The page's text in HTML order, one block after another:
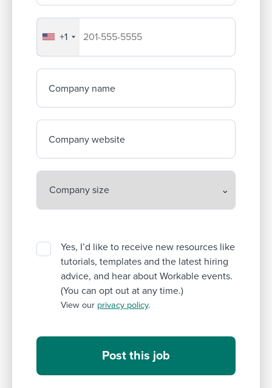
Your company's phone number
+1
Company name
Company website
Yes, I’d like to receive new resources like
tutorials, templates and the latest hiring
advice, and hear about Workable events.
(You can opt out at any time.)
View our privacy policy.